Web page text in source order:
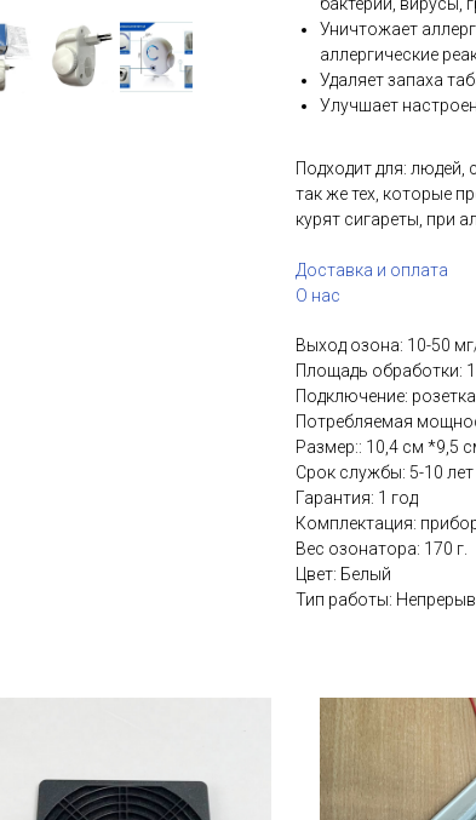
бактерии, вирусы,
Уничтожает
аллергические
Удаляет запаха
Улучшает
Подходит для:
так же тех, которые
курят сигареты, при
Доставка и оплата
О нас
Выход озона: 10-50
Площадь обработки:
Подключение:
Потребляемая
Размер:: 10,4 см *9,5
Срок службы: 5-10 лет
Гарантия: 1 год
Комплектация:
Вес озонатора: 170 г.
Цвет: Белый
Тип работы: